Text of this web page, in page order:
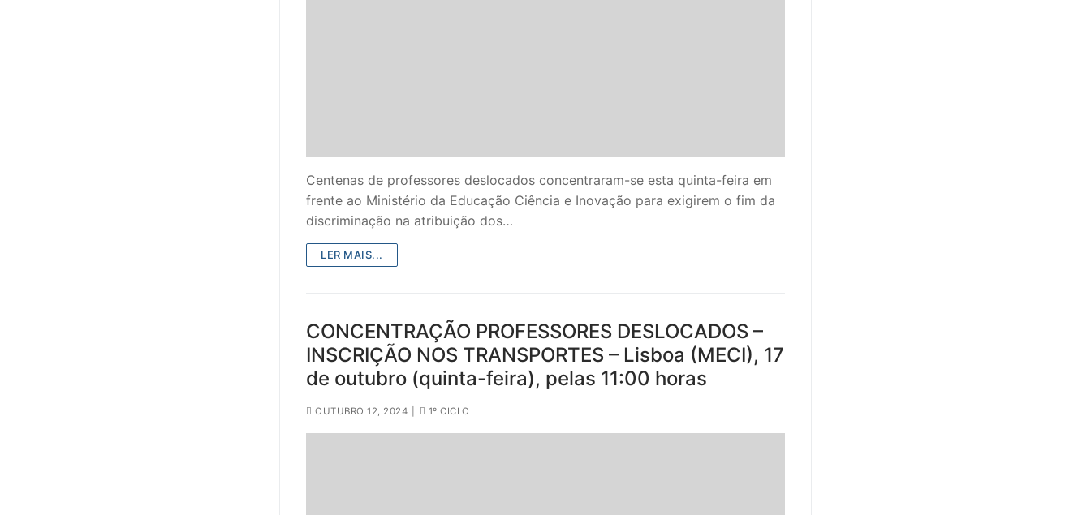
Centenas de professores deslocados concentraram-se esta quinta-feira em
frente ao Ministério da Educação Ciência e Inovação para exigirem o fim da
discriminação na atribuição dos…
LER MAIS...
CONCENTRAÇÃO PROFESSORES DESLOCADOS –
INSCRIÇÃO NOS TRANSPORTES – Lisboa (MECI), 17
de outubro (quinta-feira), pelas 11:00 horas
OUTUBRO 12, 2024 1º CICLO